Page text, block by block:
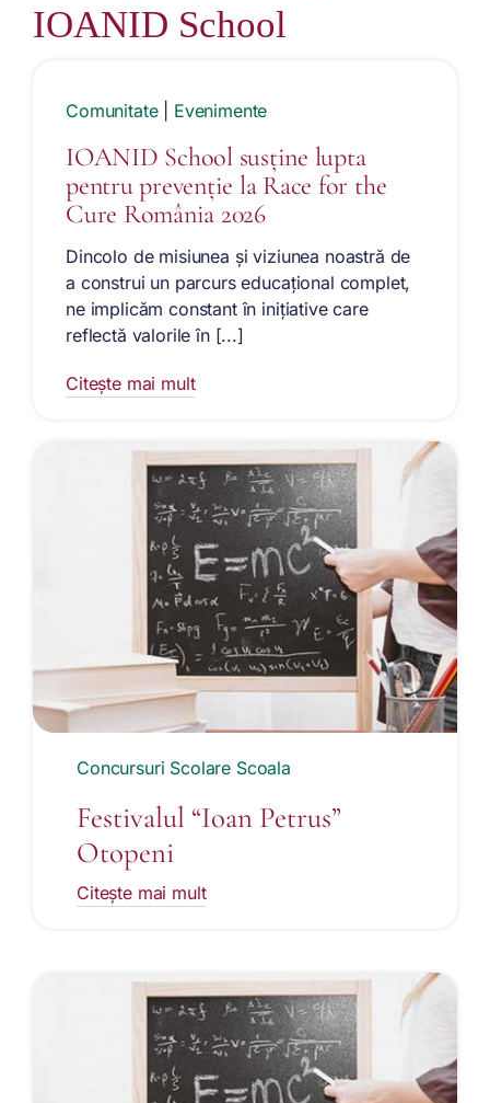
IOANID School
Comunitate| Evenimente
IOANID School susține lupta
pentru prevenție la Race for the
Cure România 2026
Dincolo de misiunea și viziunea noastră de
a construi un parcurs educațional complet,
ne implicăm constant în inițiative care
reflectă valorile în [...]
Citește mai mult
Concursuri Scolare Scoala
Festivalul “Ioan Petrus”
Otopeni
Citește mai mult